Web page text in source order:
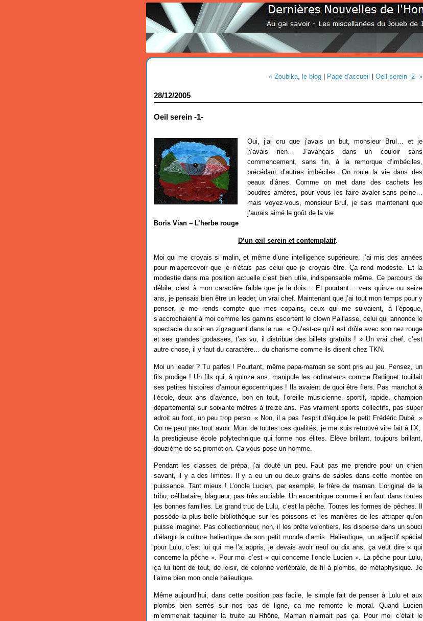
« Zoubika, le blog| Page d'accueil Oeil serein -2- »
28/12/2005
Oeil serein -1-
Oui, j’ai cru que j’avais un but, monsieur Brul… et je
n’avais rien… J’avançais dans un couloir sans
commencement, sans fin, à la remorque d’imbéciles,
précédant d’autres imbéciles. On roule la vie dans des
peaux d’ânes. Comme on met dans des cachets les
poudres amères, pour vous les faire avaler sans peine…
mais voyez-vous, monsieur Brul, je sais maintenant que
j’aurais aimé le goût de la vie.
Boris Vian – L’herbe rouge
D’un œil serein et contemplatif.
Moi qui me croyais si malin, et même d’une intelligence supérieure, j’ai mis des années
pour m’apercevoir que je n’étais pas celui que je croyais être. Ça rend modeste. Et la
modestie dans ma position actuelle c’est bien utile, indispensable même. Ce parcours de
débile, c’est à mon caractère faible que je le dois… Et pourtant… vers quinze ou seize
ans, je pensais bien être un leader, un vrai chef. Maintenant que j’ai tout mon temps pour y
penser, je me rends compte que mes copains, ceux qui me suivaient, à l’époque,
s’accrochaient à moi comme les gamins escortent le clown Paillasse, celui qui annonce le
spectacle du soir en zigzaguant dans la rue. « Qu’est-ce qu’il est drôle avec son nez rouge
et ses grandes godasses, t’as vu, il distribue des billets gratuits ! » Un vrai chef, c’est
autre chose, il y faut du caractère… du charisme comme ils disent chez TKN.
Moi un leader ? Tu parles ! Pourtant, même papa-maman se sont pris au jeu. Pensez, un
fils prodige ! Un fils qui, à quinze ans, manipule les ordinateurs comme Radiguet touillait
ses petites histoires d’amour égocentriques ! Ils avaient de quoi être fiers. Pas manchot à
l’école, deux ans d’avance, bon en tout, l’oreille musicienne, sportif, rapide, champion
départemental sur soixante mètres à treize ans. Pas vraiment sports collectifs, pas super
adroit au foot, un peu trop perso. « Non, il a pas l’esprit d’équipe le petit Frédéric Dubé. »
On ne peut pas tout avoir. Muni de toutes ces qualités, je me suis retrouvé vite fait à l’X,
la prestigieuse école polytechnique qui forme nos élites. Elève brillant, toujours brillant,
douzième de sa promotion. Ça vous pose un homme.
Pendant les classes de prépa, j’ai douté un peu. Faut pas me prendre pour un chien
savant, il y a des limites. Il y a eu un ou deux grains de sables dans cette montée en
puissance. Tant mieux ! L’oncle Lucien, par exemple, le frère de maman. L’original de la
tribu, célibataire, blagueur, pas très sociable. Un excentrique comme il en faut dans toutes
les bonnes familles. Le grand truc de Lulu, c’est la pêche. Toutes les formes de pêches. Il
possède la plus belle bibliothèque sur les poissons et les manières de les attraper qu’on
puisse imaginer. Pas collectionneur, non, il les prête volontiers, les disperse dans un souci
d’élargir la culture halieutique de son petit monde d’amis. Halieutique, un adjectif spécial
pour Lulu, c’est lui qui me l’a appris, je devais avoir neuf ou dix ans, ça veut dire « qui
concerne la pêche ». Pour moi c’est « qui concerne l’oncle Lucien ». La pêche pour Lulu,
ça lui tient de tout, de loisir, de colonne vertébrale, de fil à plombs, de métaphysique. Je
l’aime bien mon oncle halieutique.
Même aujourd’hui, dans cette position pas facile, le simple fait de penser à Lulu et aux
plombs bien serrés sur nos bas de ligne, ça me remonte le moral. Quand Lucien
m’emmenait taquiner la truite au Rhône, Maman n’aimait pas ça. Pour moi c’était le